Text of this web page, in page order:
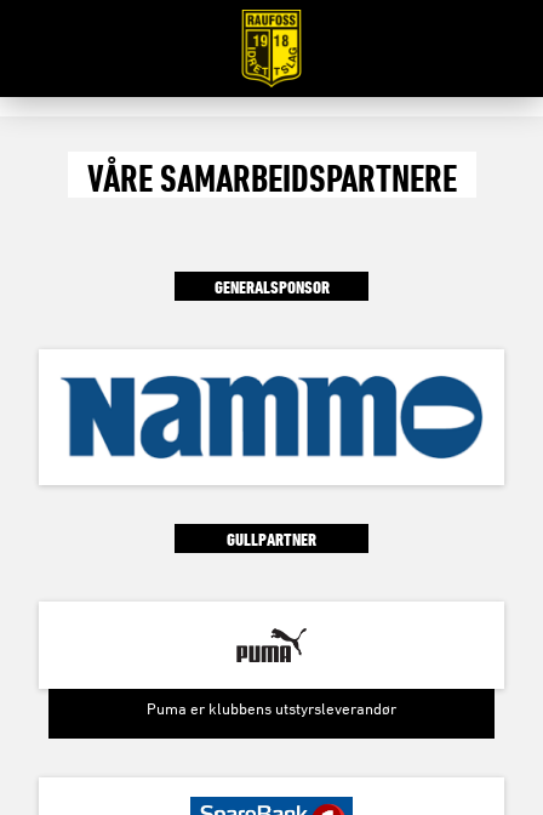
VÅRE SAMARBEIDSPARTNERE
GENERALSPONSOR
GULLPARTNER
Puma er klubbens utstyrsleverandør